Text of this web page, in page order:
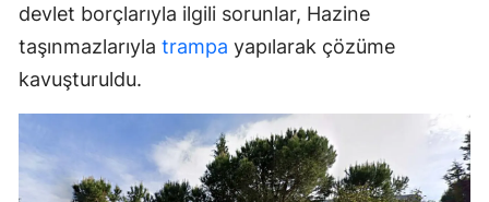
devlet borçlarıyla ilgili sorunlar, Hazine
taşınmazlarıyla trampa yapılarak çözüme
kavuşturuldu.